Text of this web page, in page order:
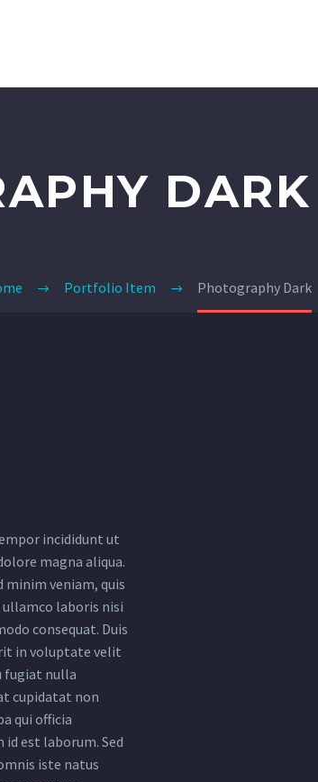
DARK
Portfolio Item Photography Dark
incididunt ut
magna aliqua.
minim veniam, quis
laboris nisi
consequat. Duis
in voluptate velit
fugiat nulla
cupidatat non
qui officia
est laborum. Sed
iste natus